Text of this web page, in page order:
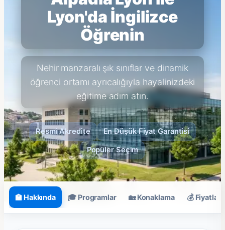
Lyon'da İngilizce
Öğrenin
Nehir manzaralı şık sınıflar ve dinamik
öğrenci ortamı ayrıcalığıyla hayalinizdeki
eğitime adım atın.
Resmi Akredite En Düşük Fiyat Garantisi
Popüler Seçim
🏫 Hakkında 🎓 Programlar 🏡 Konaklama 💰 Fiyatlar